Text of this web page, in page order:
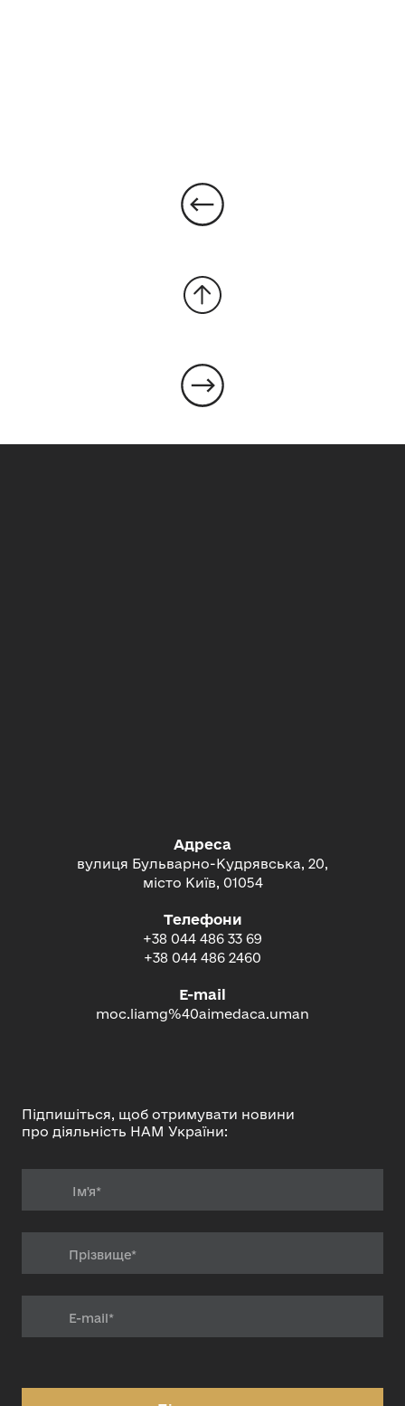
Адреса
вулиця Бульварно-Кудрявська, 20,
місто Київ, 01054
Телефони
+38 044 486 33 69
+38 044 486 2460
E-mail
moc.liamg%40aimedaca.uman
Підпишіться, щоб отримувати новини
про діяльність НАМ України: